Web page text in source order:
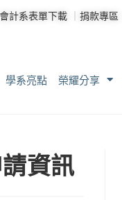
會計系表單下載 ｜ 捐款專區
學系亮點 榮耀分享
資訊